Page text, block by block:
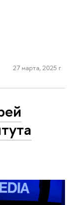
27 марта, 2025 г.